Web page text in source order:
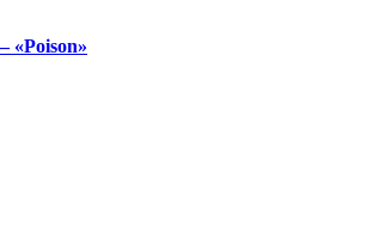
«Poison»